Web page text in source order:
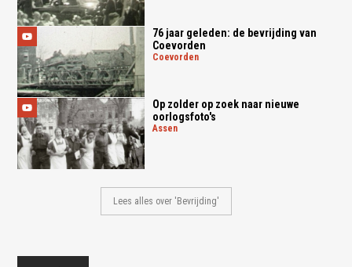
76 jaar geleden: de bevrijding van
Coevorden
coevorden
Op zolder op zoek naar nieuwe
oorlogsfoto's
assen
Lees alles over 'Bevrijding'